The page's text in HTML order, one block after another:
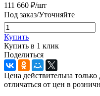
111 660 ₽/шт
Под заказ/Уточняйте
Купить
Купить в 1 клик
Поделиться
Цена действительна
отличаться от цен в